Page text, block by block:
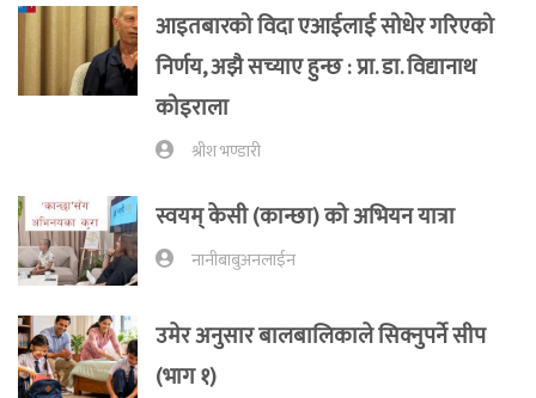
आइतबारको विदा एआईलाई सोधेर गरिएको
निर्णय, अझै सच्याए हुन्छ : प्रा‍. डा. विद्यानाथ
कोइराला
श्रीश भण्डारी
स्वयम् केसी (कान्छा) को अभियन यात्रा
नानीबाबुअनलाईन
उमेर अनुसार बालबालिकाले सिक्नुपर्ने सीप
(भाग १)